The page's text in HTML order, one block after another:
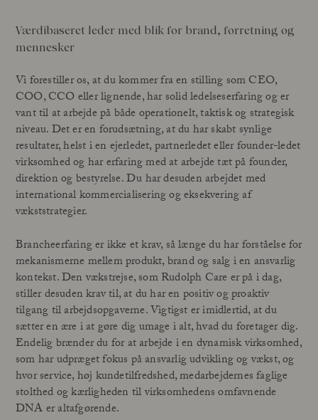
Værdibaseret leder med blik for brand, forretning og
mennesker
Vi forestiller os, at du kommer fra en stilling som CEO,
COO, CCO eller lignende, har solid ledelseserfaring og er
vant til at arbejde på både operationelt, taktisk og strategisk
niveau. Det er en forudsætning, at du har skabt synlige
resultater, helst i en ejerledet, partnerledet eller founder-ledet
virksomhed og har erfaring med at arbejde tæt på founder,
direktion og bestyrelse. Du har desuden arbejdet med
international kommercialisering og eksekvering af
vækststrategier.
Brancheerfaring er ikke et krav, så længe du har forståelse for
mekanismerne mellem produkt, brand og salg i en ansvarlig
kontekst. Den vækstrejse, som Rudolph Care er på i dag,
stiller desuden krav til, at du har en positiv og proaktiv
tilgang til arbejdsopgaverne. Vigtigst er imidlertid, at du
sætter en ære i at gøre dig umage i alt, hvad du foretager dig.
Endelig brænder du for at arbejde i en dynamisk virksomhed,
som har udpræget fokus på ansvarlig udvikling og vækst, og
hvor service, høj kundetilfredshed, medarbejdernes faglige
stolthed og kærligheden til virksomhedens omfavnende
DNA er altafgørende.